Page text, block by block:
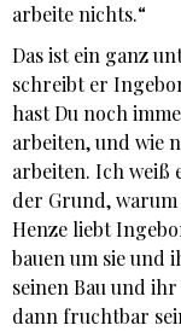
arbeite nichts.“
Das ist ein ganz
schreibt er
hast Du noch
arbeiten, und wie
arbeiten. Ich weiß
der Grund, warum
Henze liebt
bauen um sie und
seinen Bau und
dann fruchtbar